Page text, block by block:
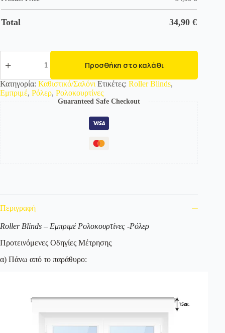
Total 34,90€
Εμπριμέ
-
Roller
με
Προσθήκη στο καλάθι
Κατηγορία: Καθιστικό/Σαλόνι Ετικέτες: Roller Blinds,
Εμπριμέ, Ρόλερ, Ρολοκουρτίνες
Guaranteed Safe Checkout
Περιγραφή
Roller Blinds – Εμπριμέ Ρολοκουρτίνες -Ρόλερ
Προτεινόμενες Οδηγίες Μέτρησης
α) Πάνω από το παράθυρο: